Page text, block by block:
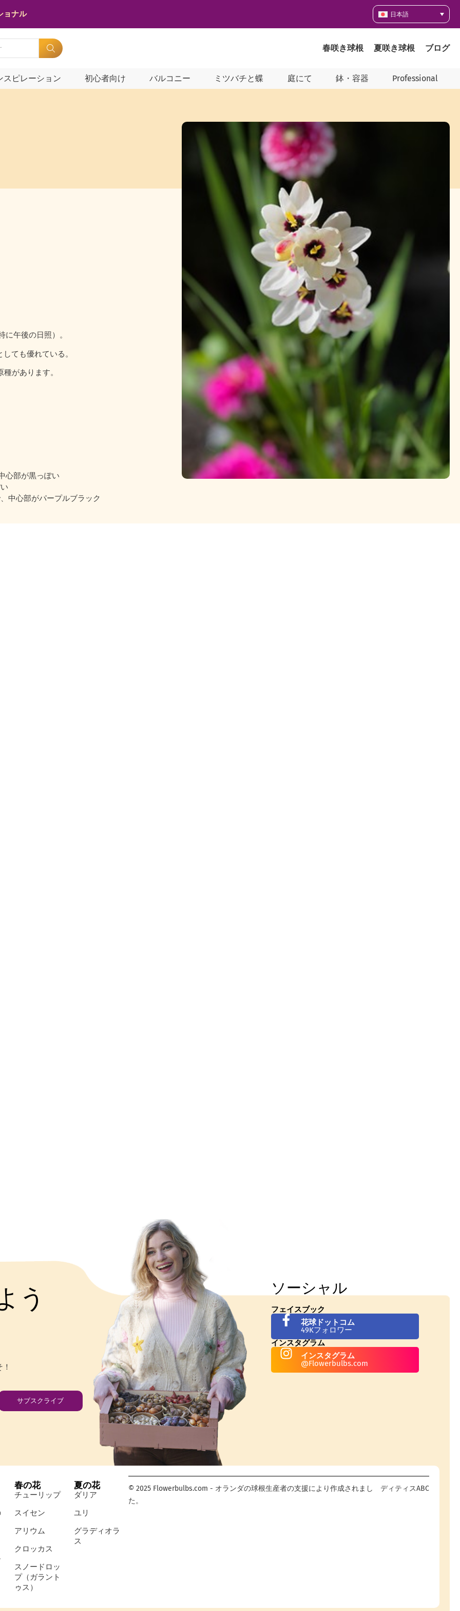
ョナル 日本語
春咲き球根 夏咲き球根 ブログ
スピレーション 初心者向け バルコニー ミツバチと蝶 庭にて 鉢・容器 Professional
午後の日照）。
ても優れている。
があります。
心部が黒っぽい
中心部がパープルブラック
う
サブスクライブ
ソーシャル
フェイスブック
花球ドットコム
49Kフォロワー
インスタグラム
インスタグラム
@Flowerbulbs.com
春の花
チューリップ
スイセン
アリウム
クロッカス
スノードロッ
プ（ガラント
ゥス）
夏の花
ダリア
ユリ
グラディオラ
ス
© 2025 Flowerbulbs.com - オランダの球根生産者の支援により作成されまし
た。
ディティスABC